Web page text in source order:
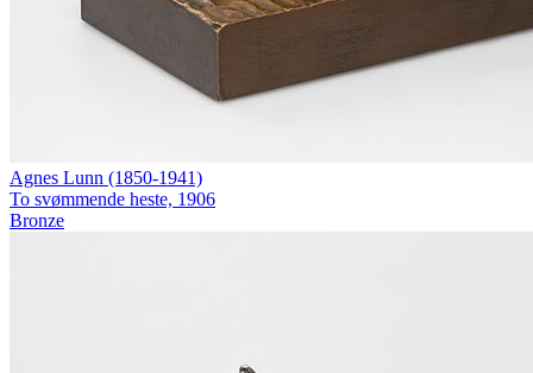
Agnes Lunn (1850-1941)
To svømmende heste, 1906
Bronze